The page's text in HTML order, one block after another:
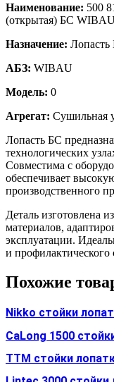
Наименование: 500
(открытая) БС
Назначение: Лопасть
АБЗ: WIBAU
Модель: 0
Агрегат: Сушильная
Лопасть БС
технологических
Совместима с
обеспечивает
производственного
Деталь изготовлена
материалов,
эксплуатации.
и
Похожие
Nikko стойки
CaLong 1500
TTM стойки